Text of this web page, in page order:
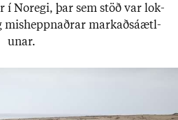
í Nor­egi, þar sem stöð var lok­
mis­heppn­aðr­ar mark­aðs­áætl­
un­ar.